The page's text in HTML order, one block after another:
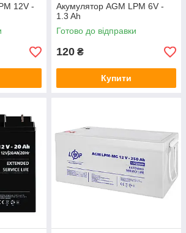
12V -
Акумулятор AGM LPM 6V -
1.3 Ah
Готово до відправки
120 ₴
Купити